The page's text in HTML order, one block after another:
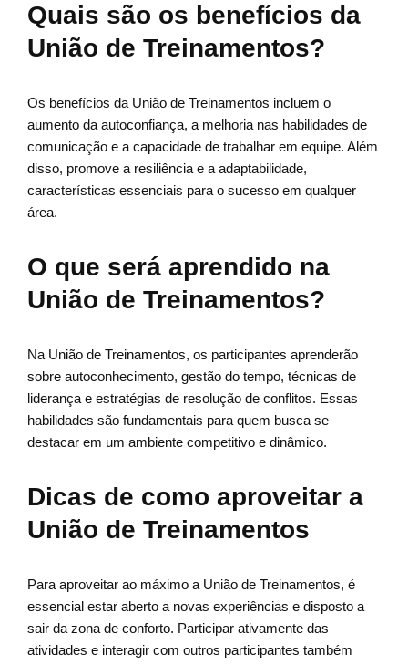
Quais são os benefícios da
União de Treinamentos?
Os benefícios da União de Treinamentos incluem o
aumento da autoconfiança, a melhoria nas habilidades de
comunicação e a capacidade de trabalhar em equipe. Além
disso, promove a resiliência e a adaptabilidade,
características essenciais para o sucesso em qualquer
área.
O que será aprendido na
União de Treinamentos?
Na União de Treinamentos, os participantes aprenderão
sobre autoconhecimento, gestão do tempo, técnicas de
liderança e estratégias de resolução de conflitos. Essas
habilidades são fundamentais para quem busca se
destacar em um ambiente competitivo e dinâmico.
Dicas de como aproveitar a
União de Treinamentos
Para aproveitar ao máximo a União de Treinamentos, é
essencial estar aberto a novas experiências e disposto a
sair da zona de conforto. Participar ativamente das
atividades e interagir com outros participantes também